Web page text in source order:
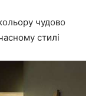
чудово
стилі